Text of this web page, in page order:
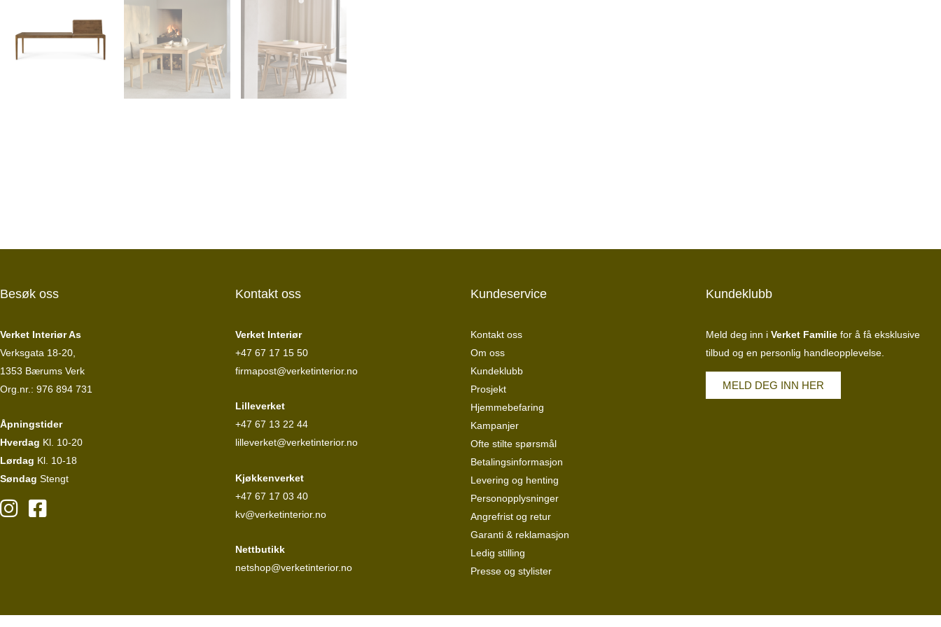
Besøk oss
Verket Interiør As
Verksgata 18-20,
1353 Bærums Verk
Org.nr.: 976 894 731
Åpningstider
Hverdag Kl. 10-20
Lørdag Kl. 10-18
Søndag Stengt
Kontakt oss
Verket Interiør
+47 67 17 15 50
firmapost@verketinterior.no
Lilleverket
+47 67 13 22 44
lilleverket@verketinterior.no
Kjøkkenverket
+47 67 17 03 40
kv@verketinterior.no
Nettbutikk
netshop@verketinterior.no
Kundeservice
Kontakt oss
Om oss
Kundeklubb
Prosjekt
Hjemmebefaring
Kampanjer
Ofte stilte spørsmål
Betalingsinformasjon
Levering og henting
Personopplysninger
Angrefrist og retur
Garanti & reklamasjon
Ledig stilling
Presse og stylister
Kundeklubb
Meld deg inn i Verket Familie for å få eksklusive
tilbud og en personlig handleopplevelse.
MELD DEG INN HER